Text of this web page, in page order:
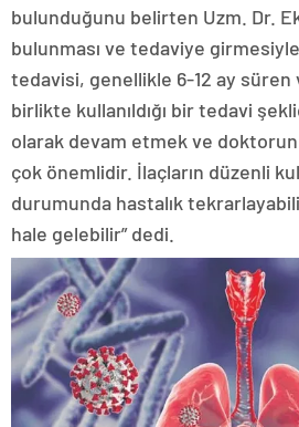
bulunduğunu belirten Uzm. Dr.
bulunması ve tedaviye
tedavisi, genellikle 6-12 ay süren
birlikte kullanıldığı bir tedavi
olarak devam etmek ve
çok önemlidir. İlaçların düzenli
durumunda hastalık
hale gelebilir” dedi.